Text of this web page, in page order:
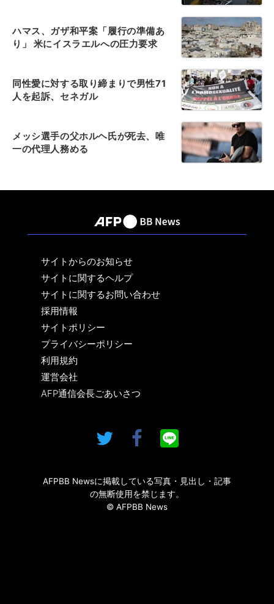
ハマス、ガザ和平案「履行の準備あ
り」 米にイスラエルへの圧力要求
同性愛に対する取り締まりで男性71
人を起訴、セネガル
メッシ選手の父ホルヘ氏が死去、唯
一の代理人務める
サイトからのお知らせ
サイトに関するヘルプ
サイトに関するお問い合わせ
採用情報
サイトポリシー
プライバシーポリシー
利用規約
運営会社
AFP通信会長ごあいさつ
AFPBB Newsに掲載している写真・見出し・記事
の無断使用を禁じます。
© AFPBB News